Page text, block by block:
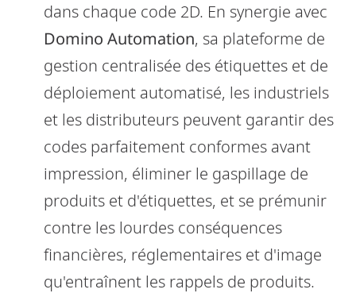
dans chaque code 2D. En synergie avec
Domino Automation, sa plateforme de
gestion centralisée des étiquettes et de
déploiement automatisé, les industriels
et les distributeurs peuvent garantir des
codes parfaitement conformes avant
impression, éliminer le gaspillage de
produits et d'étiquettes, et se prémunir
contre les lourdes conséquences
financières, réglementaires et d'image
qu'entraînent les rappels de produits.